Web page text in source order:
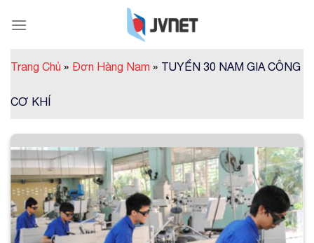
Trang Chủ » Đơn Hàng Nam » TUYỂN 30 NAM GIA CÔNG
CƠ KHÍ